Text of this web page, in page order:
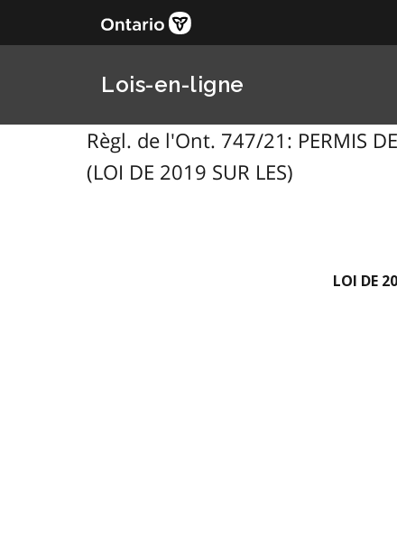
Lois-en-ligne
Règl. de l'Ont. 747/21: PERMIS DE
(LOI DE 2019 SUR LES)
LOI DE